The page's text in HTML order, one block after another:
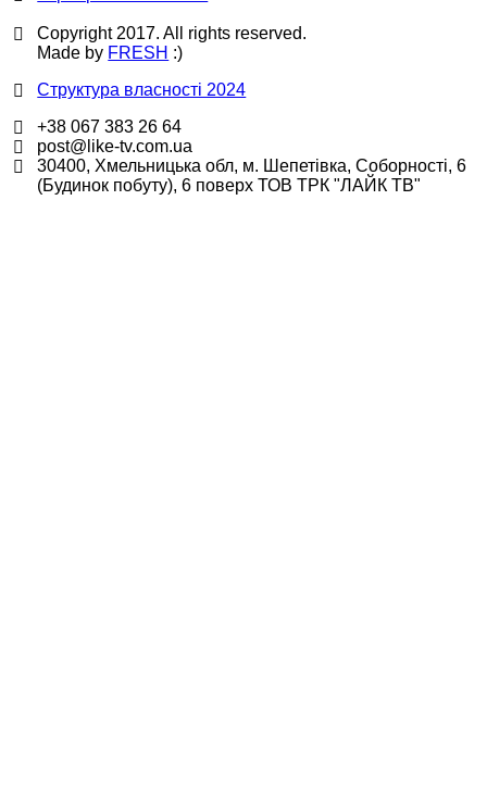
Copyright 2017. All rights reserved.
Made by FRESH :)
Структура власності 2024
+38 067 383 26 64
post@like-tv.com.ua
30400, Хмельницька обл, м. Шепетівка, Соборності, 6
(Будинок побуту), 6 поверх ТОВ ТРК "ЛАЙК ТВ"